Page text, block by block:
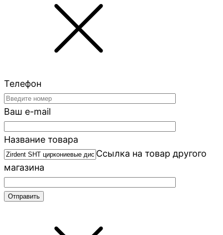
Телефон
Ваш e-mail
Название товара
Ссылка на товар другого
магазина